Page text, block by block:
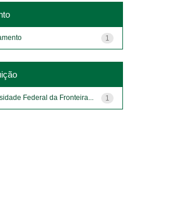
1
1
Federal da Fronteira...